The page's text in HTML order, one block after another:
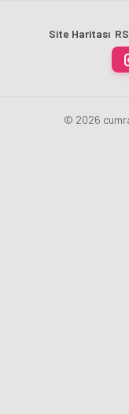
İçindeSite Haritası
© 2026